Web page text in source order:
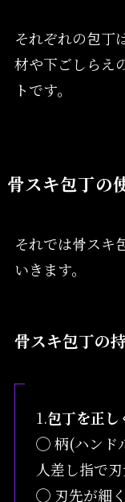
それぞれの包丁
材や下ごしらえ
トです。
骨スキ包丁の
それでは骨スキ
いきます。
骨スキ包丁の
1.包丁を正し
◯ 柄(ハンド
人差し指で
◯ 刃先が細